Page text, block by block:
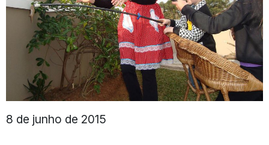
8 de junho de 2015